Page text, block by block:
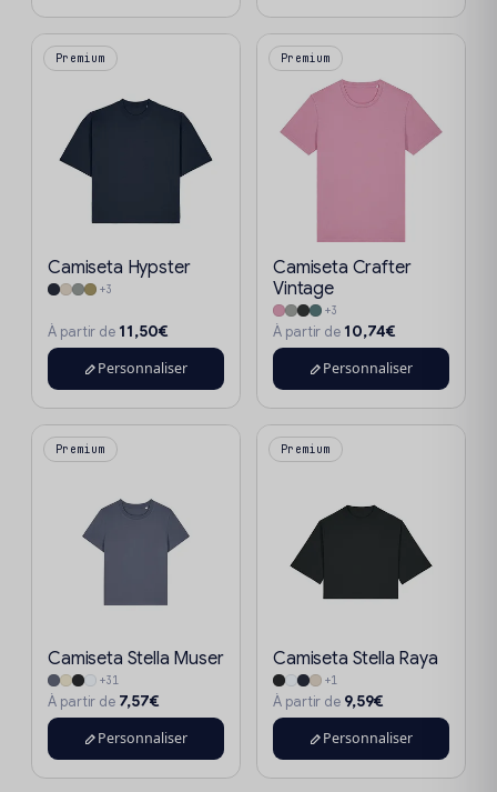
Premium
Camiseta Hypster
+3
À partir de 11,50€
Personnaliser
Premium
Camiseta Crafter
Vintage
+3
À partir de 10,74€
Personnaliser
Premium
Camiseta Stella Muser
+31
À partir de 7,57€
Personnaliser
Premium
Camiseta Stella Raya
+1
À partir de 9,59€
Personnaliser